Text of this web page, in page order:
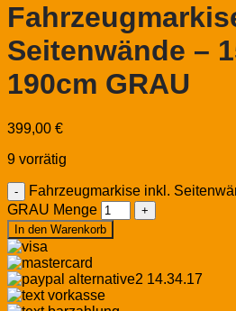
Seitenwände –
190cm GRAU
399,00 €
9 vorrätig
Fahrzeugmarkise inkl.
GRAU Menge
In den Warenkorb